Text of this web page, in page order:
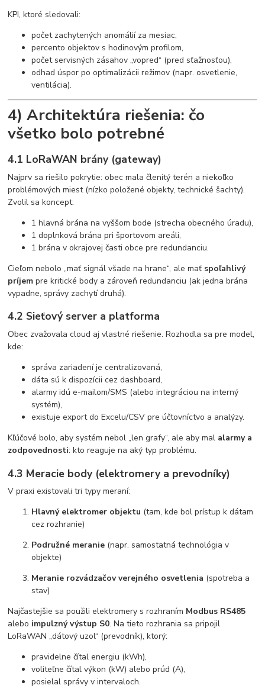
KPI, ktoré sledovali:
počet zachytených anomálií za mesiac,
percento objektov s hodinovým profilom,
počet servisných zásahov „vopred“ (pred sťažnosťou),
odhad úspor po optimalizácii režimov (napr. osvetlenie,
ventilácia).
4) Architektúra riešenia: čo
všetko bolo potrebné
4.1 LoRaWAN brány (gateway)
Najprv sa riešilo pokrytie: obec mala členitý terén a niekoľko
problémových miest (nízko položené objekty, technické šachty).
Zvolil sa koncept:
1 hlavná brána na vyššom bode (strecha obecného úradu),
1 doplnková brána pri športovom areáli,
1 brána v okrajovej časti obce pre redundanciu.
Cieľom nebolo „mať signál všade na hrane“, ale mať spoľahlivý
príjem pre kritické body a zároveň redundanciu (ak jedna brána
vypadne, správy zachytí druhá).
4.2 Sieťový server a platforma
Obec zvažovala cloud aj vlastné riešenie. Rozhodla sa pre model,
kde:
správa zariadení je centralizovaná,
dáta sú k dispozícii cez dashboard,
alarmy idú e-mailom/SMS (alebo integráciou na interný
systém),
existuje export do Excelu/CSV pre účtovníctvo a analýzy.
Kľúčové bolo, aby systém nebol „len grafy“, ale aby mal alarmy a
zodpovednosti: kto reaguje na aký typ problému.
4.3 Meracie body (elektromery a prevodníky)
V praxi existovali tri typy meraní:
Hlavný elektromer objektu (tam, kde bol prístup k dátam
cez rozhranie)
Podružné meranie (napr. samostatná technológia v
objekte)
Meranie rozvádzačov verejného osvetlenia (spotreba a
stav)
Najčastejšie sa použili elektromery s rozhraním Modbus RS485
alebo impulzný výstup S0. Na tieto rozhrania sa pripojil
LoRaWAN „dátový uzol“ (prevodník), ktorý:
pravidelne čítal energiu (kWh),
voliteľne čítal výkon (kW) alebo prúd (A),
posielal správy v intervaloch.